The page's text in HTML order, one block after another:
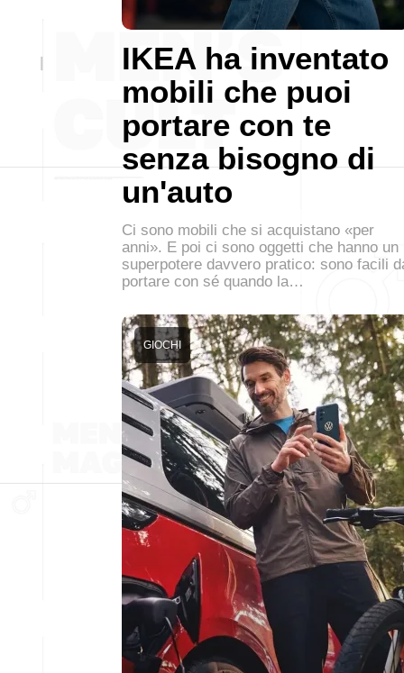
IKEA ha inventato
mobili che puoi
portare con te
senza bisogno di
un'auto
Ci sono mobili che si acquistano «per
anni». E poi ci sono oggetti che hanno un
superpotere davvero pratico: sono facili
portare con sé quando la…
GIOCHI